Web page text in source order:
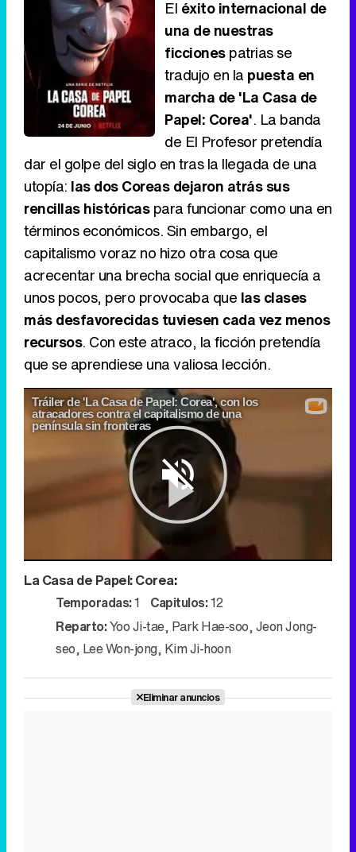
El éxito internacional de
una de nuestras
ficcionespatrias se
tradujo en la puesta en
marcha de 'La Casa de
Papel: Corea'. La banda
de El Profesor pretendía
dar el golpe del siglo en tras la llegada de una
utopía: las dos Coreas dejaron atrás sus
rencillas históricaspara funcionar como una en
términos económicos. Sin embargo, el
capitalismo voraz no hizo otra cosa que
acrecentar una brecha social que enriquecía a
unos pocos, pero provocaba que las clases
más desfavorecidas tuviesen cada vez menos
recursos. Con este atraco, la ficción pretendía
que se aprendiese una valiosa lección.
Play
Video
Tráiler de 'La Casa de Papel: Corea', con los
atracadores contra el capitalismo de una
península sin fronteras
La Casa de Papel: Corea:
Temporadas:1 Capitulos:12
Reparto:Yoo Ji-tae, Park Hae-soo,Jeon Jong-
seo, Lee Won-jong, Kim Ji-hoon
Eliminar anuncios